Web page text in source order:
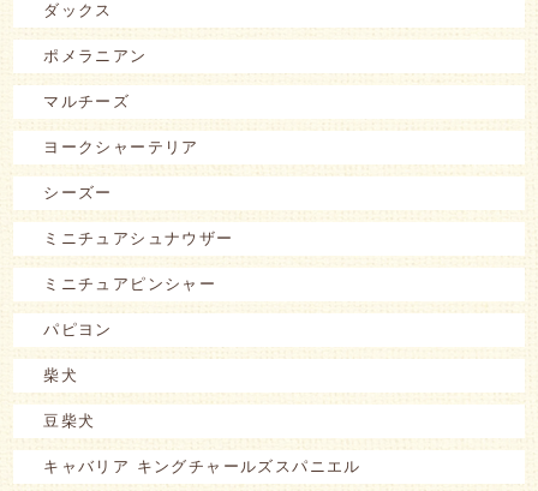
ダックス
ポメラニアン
マルチーズ
ヨークシャーテリア
シーズー
ミニチュアシュナウザー
ミニチュアピンシャー
パピヨン
柴犬
豆柴犬
キャバリア キングチャールズスパニエル